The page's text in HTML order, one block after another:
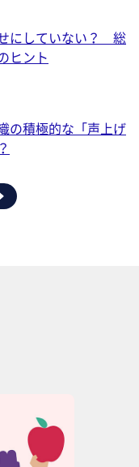
にしていない？ 総
ヒント
の積極的な「声上げ